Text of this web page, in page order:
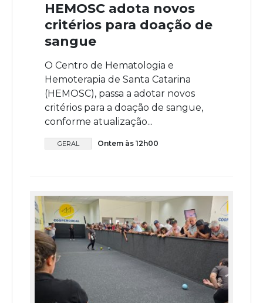
HEMOSC adota novos
critérios para doação de
sangue
O Centro de Hematologia e
Hemoterapia de Santa Catarina
(HEMOSC), passa a adotar novos
critérios para a doação de sangue,
conforme atualização...
GERAL Ontem às 12h00